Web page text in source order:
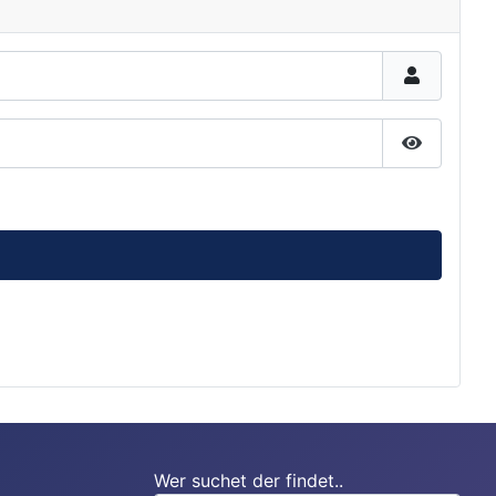
Passwort
Wer suchet der findet..